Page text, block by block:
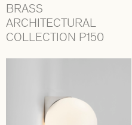
BRASS
ARCHITECTURAL
COLLECTION P150